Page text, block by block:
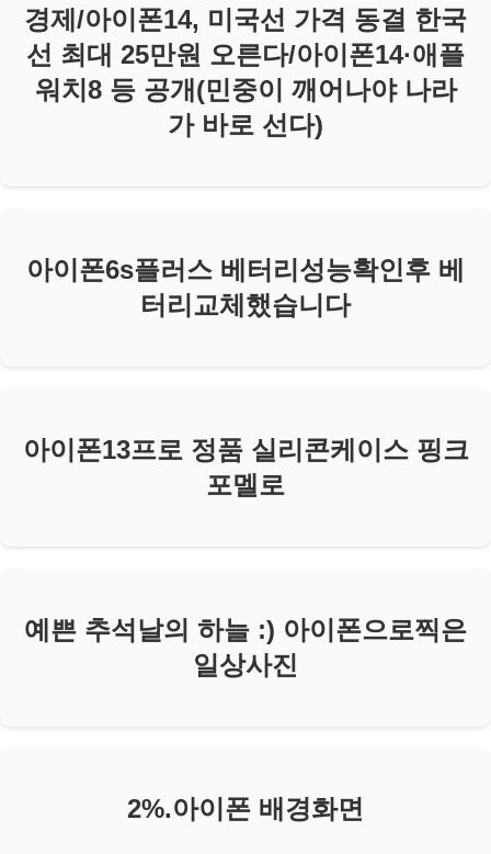
경제/아이폰14, 미국선 가격 동결 한국
선 최대 25만원 오른다/아이폰14·애플
워치8 등 공개(민중이 깨어나야 나라
가 바로 선다)
아이폰6s플러스 베터리성능확인후 베
터리교체했습니다
아이폰13프로 정품 실리콘케이스 핑크
포멜로
예쁜 추석날의 하늘 :) 아이폰으로찍은
일상사진
2%.아이폰 배경화면